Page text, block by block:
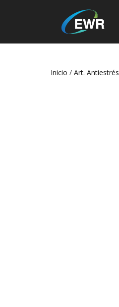
Inicio / Art. Antiestrés